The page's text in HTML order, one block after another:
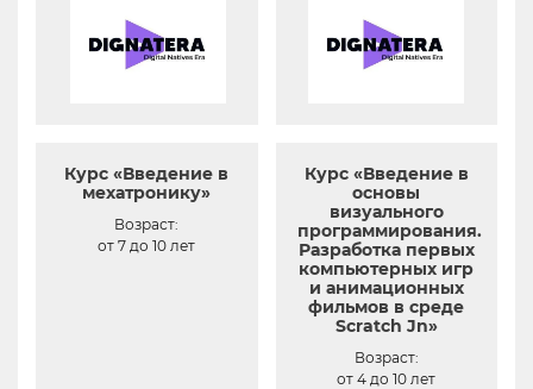
Курс «Введение в
мехатронику»
Возраст:
от 7 до 10 лет
Курс «Введение в
основы
визуального
программирования.
Разработка первых
компьютерных игр
и анимационных
фильмов в среде
Scratch Jn»
Возраст:
от 4 до 10 лет